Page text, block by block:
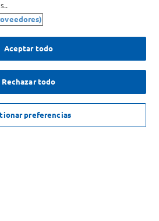
ofertas
todas las ofertas y promociones antes
ENVIAR
Aceptar todo
Rechazar todo
preferencias